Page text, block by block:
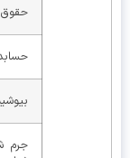
حقوق،
حسابداری،
بیوشیمی،
جرم